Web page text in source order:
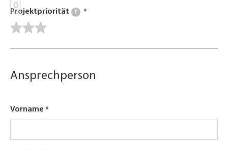
0
Projektpriorität ?
Ansprechperson
Vorname